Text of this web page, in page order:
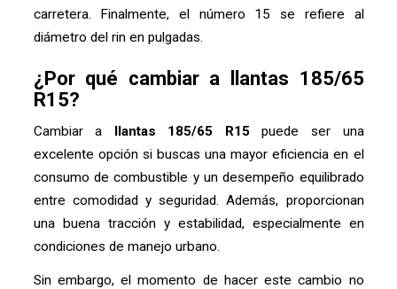
carretera. Finalmente, el número 15 se refiere al
diámetro del rin en pulgadas.
¿Por qué cambiar a llantas 185/65
R15?
Cambiar a llantas 185/65 R15puede ser una
excelente opción si buscas una mayor eficiencia en el
consumo de combustible y un desempeño equilibrado
entre comodidad y seguridad. Además, proporcionan
una buena tracción y estabilidad, especialmente en
condiciones de manejo urbano.
Sin embargo, el momento de hacer este cambio no